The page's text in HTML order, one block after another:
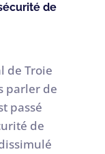
de
de Troie
parler de
passé
de